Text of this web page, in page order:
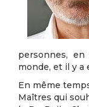
personnes,
monde, et il y
En même
Maîtres qui